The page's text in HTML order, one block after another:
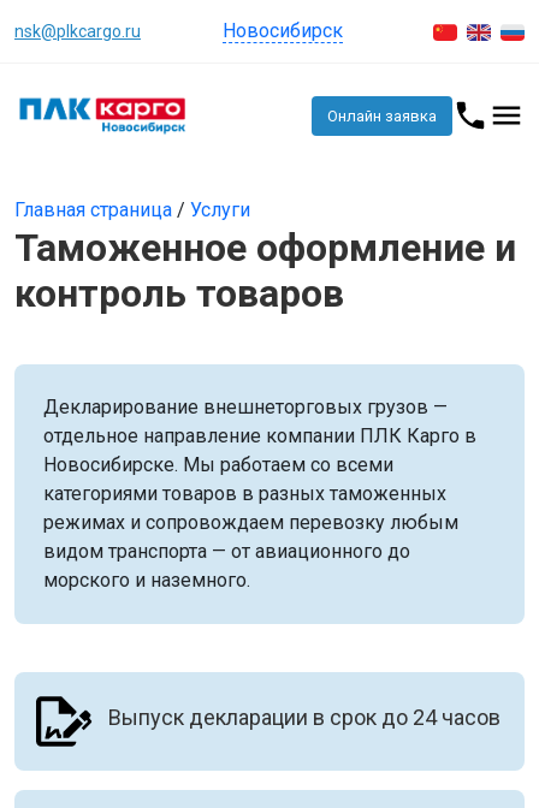
nsk@plkcargo.ru Новосибирск
Онлайн заявка
Главная страница / Услуги
Таможенное оформление и
контроль товаров
Декларирование внешнеторговых грузов —
отдельное направление компании ПЛК Карго в
Новосибирске. Мы работаем со всеми
категориями товаров в разных таможенных
режимах и сопровождаем перевозку любым
видом транспорта — от авиационного до
морского и наземного.
Выпуск декларации в срок до 24 часов